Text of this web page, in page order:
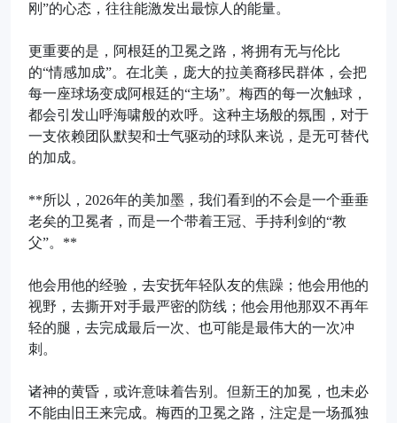
刚”的心态，往往能激发出最惊人的能量。
更重要的是，阿根廷的卫冕之路，将拥有无与伦比
的“情感加成”。在北美，庞大的拉美裔移民群体，会把
每一座球场变成阿根廷的“主场”。梅西的每一次触球，
都会引发山呼海啸般的欢呼。这种主场般的氛围，对于
一支依赖团队默契和士气驱动的球队来说，是无可替代
的加成。
**所以，2026年的美加墨，我们看到的不会是一个垂垂
老矣的卫冕者，而是一个带着王冠、手持利剑的“教
父”。**
他会用他的经验，去安抚年轻队友的焦躁；他会用他的
视野，去撕开对手最严密的防线；他会用他那双不再年
轻的腿，去完成最后一次、也可能是最伟大的一次冲
刺。
诸神的黄昏，或许意味着告别。但新王的加冕，也未必
不能由旧王来完成。梅西的卫冕之路，注定是一场孤独